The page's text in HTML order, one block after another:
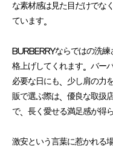
な素材感は見た目だけでな
ています。
BURBERRYならではの洗
格上げしてくれます。バー
必要な日にも、少し肩の力
販で選ぶ際は、優良な取扱
で、長く愛せる満足感が得ら
激安という言葉に惹かれる